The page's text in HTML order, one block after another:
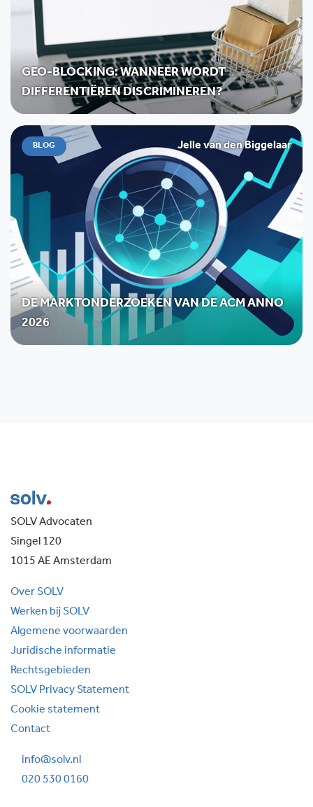
GEO-BLOCKING: WANNEER WORDT
DIFFERENTIËREN DISCRIMINEREN?
BLOG Jelle van den Biggelaar
DE MARKTONDERZOEKEN VAN DE ACM ANNO
2026
SOLV Advocaten
Singel 120
1015 AE Amsterdam
Over SOLV
Werken bij SOLV
Algemene voorwaarden
Juridische informatie
Rechtsgebieden
SOLV Privacy Statement
Cookie statement
Contact
info@solv.nl
020 530 0160